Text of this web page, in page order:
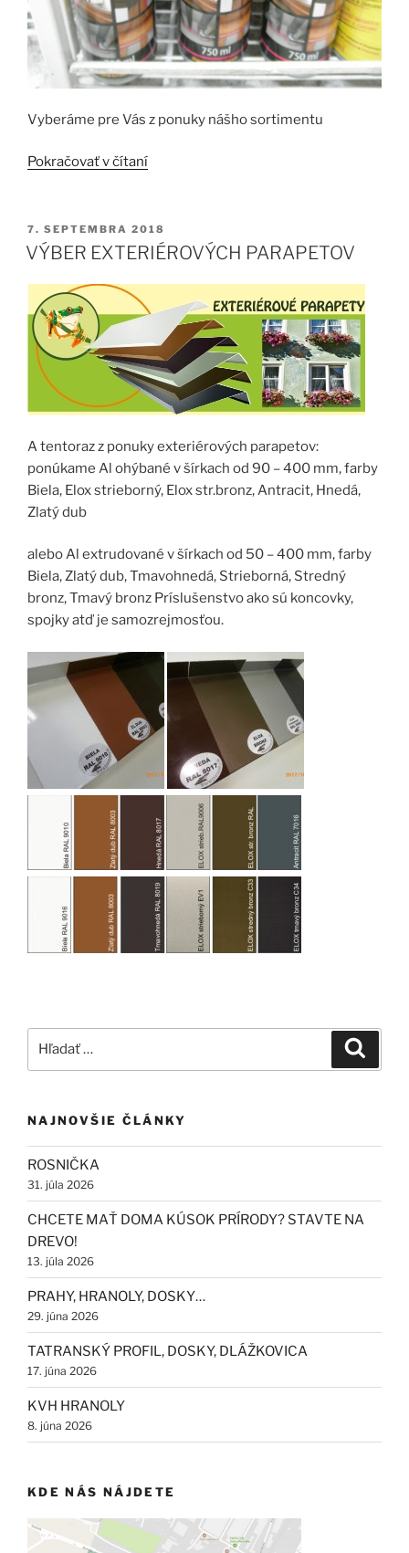
Vyberáme pre Vás z ponuky nášho sortimentu
Pokračovať v čítaní„Stavebná
PUBLIKOVANÉ
7. SEPTEMBRA 2018
VÝBER EXTERIÉROVÝCH PARAPETOV
A tentoraz z ponuky exteriérových parapetov:
ponúkame Al ohýbané v šírkach od 90 – 400 mm, farby
Biela, Elox strieborný, Elox str.bronz, Antracit, Hnedá,
Zlatý dub
alebo Al extrudované v šírkach od 50 – 400 mm, farby
Biela, Zlatý dub, Tmavohnedá, Strieborná, Stredný
bronz, Tmavý bronz Príslušenstvo ako sú koncovky,
spojky atď je samozrejmosťou.
NAJNOVŠIE ČLÁNKY
ROSNIČKA
31. júla 2026
CHCETE MAŤ DOMA KÚSOK PRÍRODY? STAVTE NA
DREVO!
13. júla 2026
PRAHY, HRANOLY, DOSKY…
29. júna 2026
TATRANSKÝ PROFIL, DOSKY, DLÁŽKOVICA
17. júna 2026
KVH HRANOLY
8. júna 2026
KDE NÁS NÁJDETE